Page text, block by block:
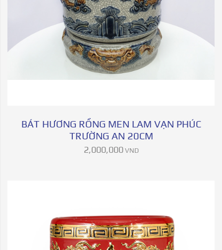
BÁT HƯƠNG RỒNG MEN LAM VẠN PHÚC
TRƯỜNG AN 20CM
2,000,000 VND